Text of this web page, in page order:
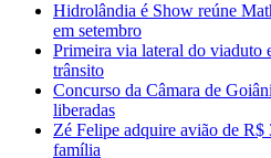
Hidrolândia é Show reúne
em setembro
Primeira via lateral do viaduto
trânsito
Concurso da Câmara de
liberadas
Zé Felipe adquire avião de R$
família